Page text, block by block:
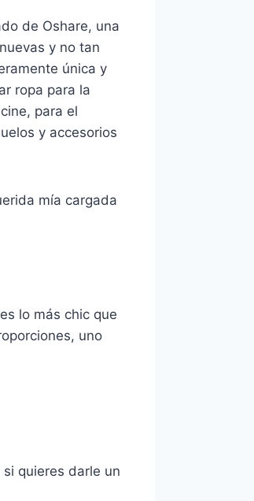
de Oshare, una
y no tan
única y
ropa para la
para el
y accesorios
mía cargada
lo más chic que
uno
quieres darle un